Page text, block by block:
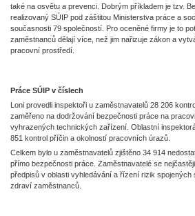
také na osvětu a prevenci. Dobrým příkladem je tzv.
realizovaný SÚIP pod záštitou Ministerstva práce a
současnosti 79 společností. Pro oceněné firmy je to
zaměstnanců dělají více, než jim nařizuje zákon a
pracovní prostředí.
Práce SÚIP v číslech
Loni provedli inspektoři u zaměstnavatelů 28 206
zaměřeno na dodržování bezpečnosti práce na
vyhrazených technických zařízení. Oblastní
851 kontrol příčin a okolností pracovních úrazů.
Celkem bylo u zaměstnavatelů zjištěno 34 914
přímo bezpečnosti práce. Zaměstnavatelé se
předpisů v oblasti vyhledávání a řízení rizik
zdraví zaměstnanců.